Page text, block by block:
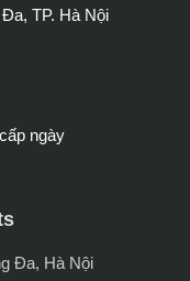
TP. Hà Nội
ngày
Đa, Hà Nội